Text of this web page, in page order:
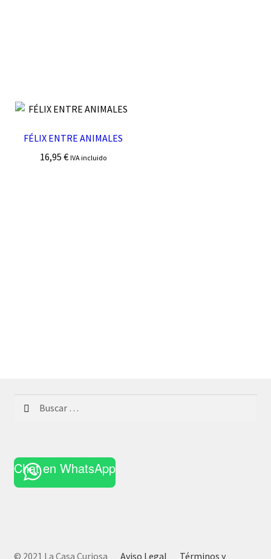
FÉLIX ENTRE ANIMALES
16,95€ IVA incluido
Chat en WhatsApp
© 2021 La Casa Curiosa Aviso Legal Términos y